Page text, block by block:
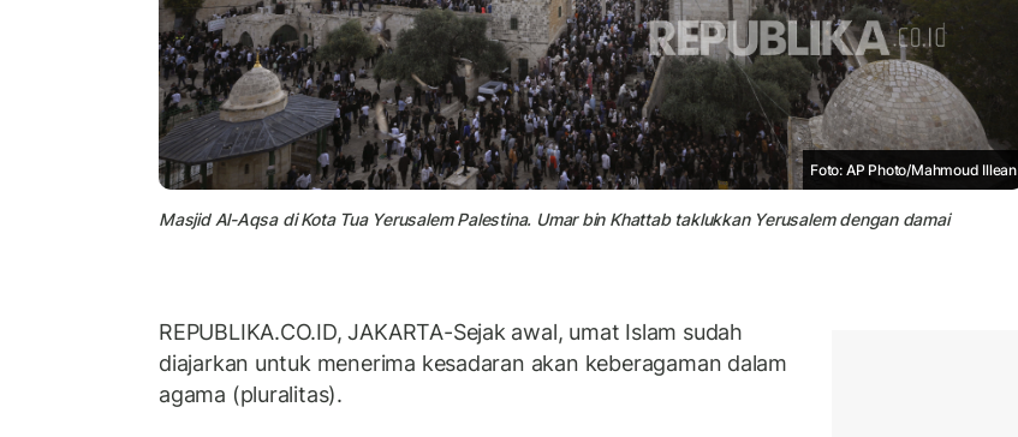
Foto: AP Photo/Mahmoud Illean
Masjid Al-Aqsa di Kota Tua Yerusalem Palestina. Umar bin Khattab taklukkan Yerusalem dengan damai
REPUBLIKA.CO.ID, JAKARTA-Sejak awal, umat Islam sudah
diajarkan untuk menerima kesadaran akan keberagaman dalam
agama (pluralitas).